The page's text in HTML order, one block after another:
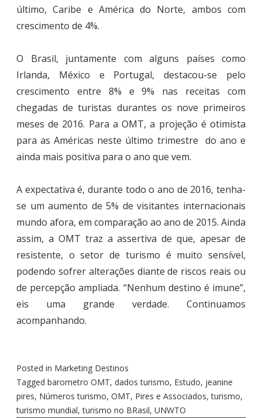
último, Caribe e América do Norte, ambos com
crescimento de 4%.
O Brasil, juntamente com alguns países como
Irlanda, México e Portugal, destacou-se pelo
crescimento entre 8% e 9% nas receitas com
chegadas de turistas durantes os nove primeiros
meses de 2016. Para a OMT, a projeção é otimista
para as Américas neste último trimestre do ano e
ainda mais positiva para o ano que vem.
A expectativa é, durante todo o ano de 2016, tenha-
se um aumento de 5% de visitantes internacionais
mundo afora, em comparação ao ano de 2015. Ainda
assim, a OMT traz a assertiva de que, apesar de
resistente, o setor de turismo é muito sensível,
podendo sofrer alterações diante de riscos reais ou
de percepção ampliada. “Nenhum destino é imune”,
eis uma grande verdade. Continuamos
acompanhando.
Posted in Marketing Destinos
Tagged barometro OMT, dados turismo, Estudo, jeanine
pires, Números turismo, OMT, Pires e Associados,turismo,
turismo mundial,turismo no BRasil, UNWTO